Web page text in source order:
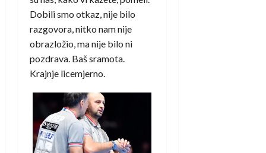
Dobili smo otkaz, nije bilo
razgovora, nitko nam nije
obrazložio, ma nije bilo ni
pozdrava. Baš sramota.
Krajnje licemjerno.